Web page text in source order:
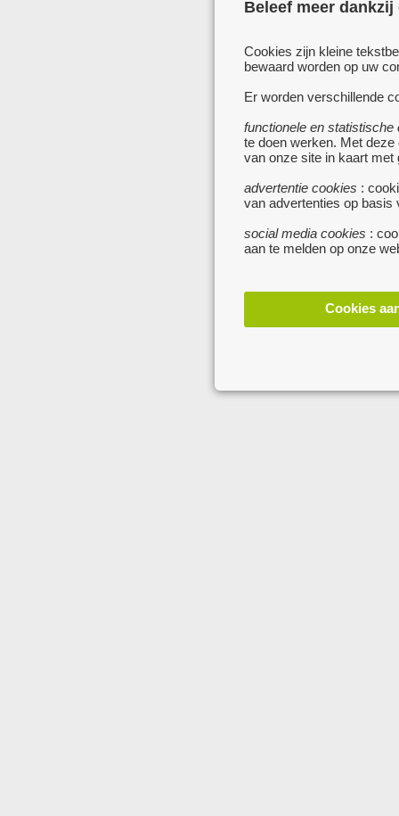
Beleef meer
Cookies zijn kleine
bewaard worden op uw
Er worden verschillende
functionele en statistische
te doen werken. Met
van onze site in kaart met
advertentie cookies :
van advertenties op basis
social media cookies :
aan te melden op onze
Cookies